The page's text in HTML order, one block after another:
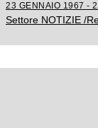
23 GENNAIO 1967 -
Settore NOTIZIE /